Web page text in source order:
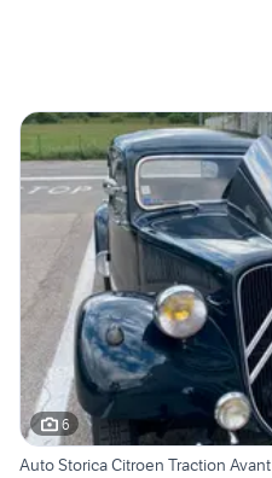
6
Auto Storica Citroen Traction Avant